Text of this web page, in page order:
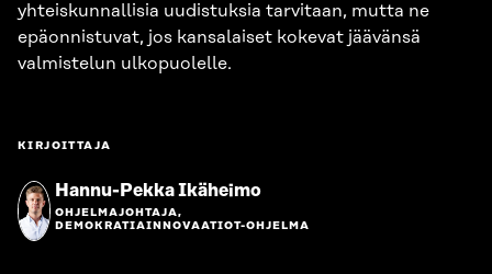
yhteiskunnallisia uudistuksia tarvitaan, mutta ne
epäonnistuvat, jos kansalaiset kokevat jäävänsä
valmistelun ulkopuolelle.
KIRJOITTAJA
Hannu-Pekka Ikäheimo
OHJELMAJOHTAJA,
DEMOKRATIAINNOVAATIOT-OHJELMA